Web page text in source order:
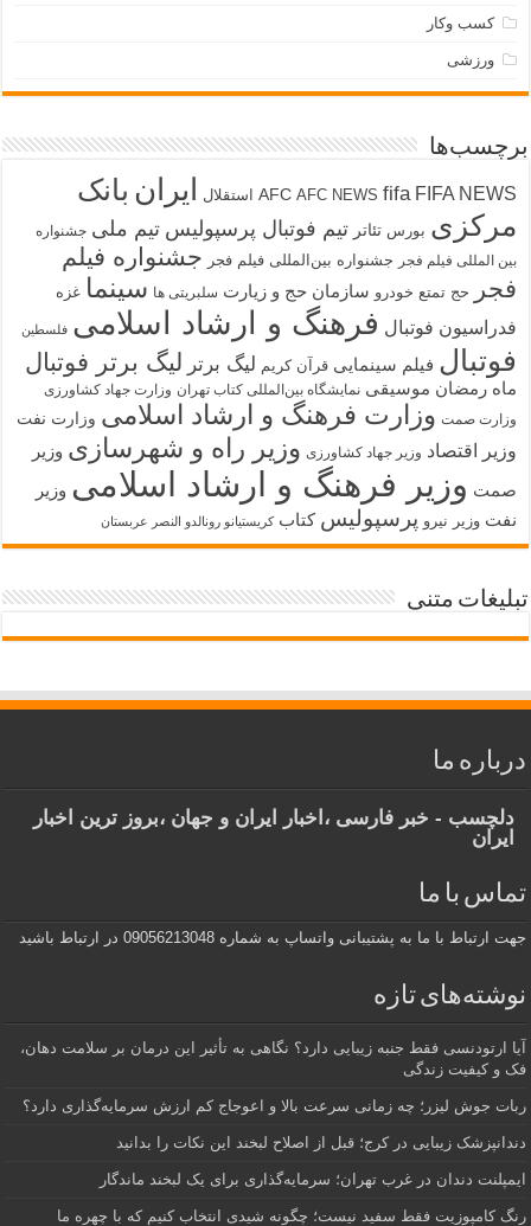
کسب وکار
ورزشی
برچسب‌ها
AFC AFC NEWS fifa FIFA NEWS استقلال ایران بانک
مرکزی بورس تئاتر تیم فوتبال پرسپولیس تیم ملی جشنواره
بین المللی فیلم فجر
جشنواره بین‌المللی فیلم فجر جشنواره فیلم
فجر
حج تمتع خودرو سازمان حج و زیارت سلبریتی ها سینما غزه
فدراسیون فوتبال فرهنگ و ارشاد اسلامی فلسطین
فوتبال فیلم سینمایی قرآن کریم لیگ برتر لیگ برتر فوتبال
ماه رمضان موسیقی نمایشگاه بین‌المللی کتاب تهران وزارت جهاد کشاورزی
وزارت صمت وزارت فرهنگ و ارشاد اسلامی وزارت نفت
وزیر اقتصاد وزیر جهاد کشاورزی وزیر راه و شهرسازی وزیر
صمت وزیر فرهنگ و ارشاد اسلامی وزیر
نفت وزیر نیرو پرسپولیس کتاب کریستیانو رونالدو النصر عربستان
تبلیغات متنی
درباره ما
دلچسب - خبر فارسی ،اخبار ایران و جهان ،بروز ترین اخبار
ایران
تماس با ما
جهت ارتباط با ما به پشتیبانی واتساپ به شماره 09056213048 در ارتباط باشید
نوشته‌های تازه
آیا ارتودنسی فقط جنبه زیبایی دارد؟ نگاهی به تأثیر این درمان بر سلامت دهان،
فک و کیفیت زندگی
ربات جوش لیزر؛ چه زمانی سرعت بالا و اعوجاج کم ارزش سرمایه‌گذاری دارد؟
دندانپزشک زیبایی در کرج؛ قبل از اصلاح لبخند این نکات را بدانید
ایمپلنت دندان در غرب تهران؛ سرمایه‌گذاری برای یک لبخند ماندگار
رنگ کامپوزیت فقط سفید نیست؛ چگونه شیدی انتخاب کنیم که با چهره ما